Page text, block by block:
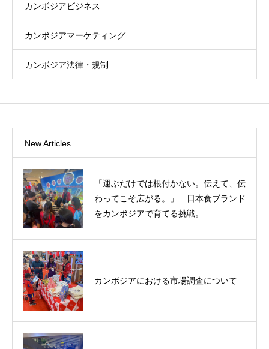
カンボジアビジネス
カンボジアマーケティング
カンボジア法律・規制
New Articles
「運ぶだけでは根付かない。伝えて、伝
わってこそ広がる。」 日本食ブランド
をカンボジアで育てる挑戦。
カンボジアにおける市場調査について